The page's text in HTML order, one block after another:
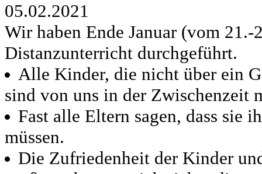
05.02.2021
Wir haben Ende Januar (vom
Distanzunterricht durchgeführt.
Alle Kinder, die nicht über ein
sind von uns in der Zwischenzeit
Fast alle Eltern sagen, dass sie
müssen.
Die Zufriedenheit der Kinder